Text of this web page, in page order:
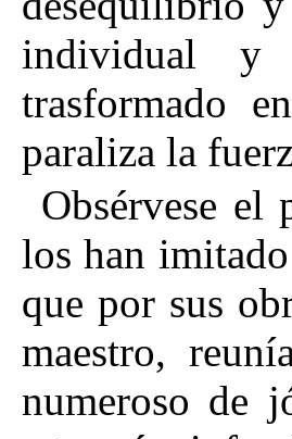
individual y
trasformado
paraliza la
Obsérvese el
los han
que por sus
maestro,
numeroso de